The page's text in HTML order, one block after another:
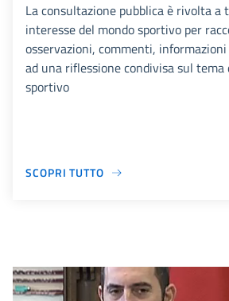
La consultazione pubblica è rivolta
interesse del mondo sportivo per
osservazioni, commenti,
ad una riflessione condivisa sul tema
sportivo
SCOPRI TUTTO